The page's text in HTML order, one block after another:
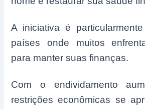
A iniciativa é
países onde muitos
para manter suas finanças.
Com o endividamento
restrições econômicas se